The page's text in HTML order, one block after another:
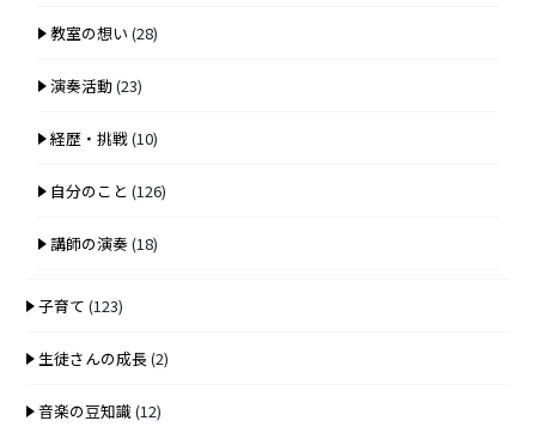
教室の想い (28)
演奏活動(23)
経歴・挑戦(10)
自分のこと (126)
講師の演奏(18)
子育て (123)
生徒さんの成長(2)
音楽の豆知識(12)